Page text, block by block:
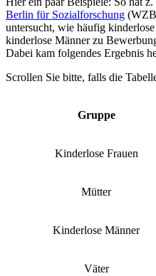
Berlin für Sozialforschung
untersucht, wie häufig
kinderlose Männer zu
Dabei kam folgendes Ergebnis
Scrollen Sie bitte, falls die
Gruppe
Kinderlose Frauen
Mütter
Kinderlose Männer
Väter